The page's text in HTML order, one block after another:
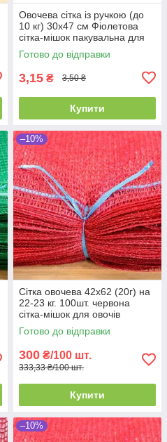
Овочева сітка із ручкою (до
10 кг) 30х47 см Фіолетова
сітка-мішок пакувальна для
овочів, мішки овочеві
Готово до відправки
3,15 ₴ 3,50 ₴
Купити
–10%
Сітка овочева 42х62 (20г) на
22-23 кг. 100шт. червона
сітка-мішок для овочів
Готово до відправки
300 ₴/100 шт.
333,33 ₴/100 шт.
Купити
–10%